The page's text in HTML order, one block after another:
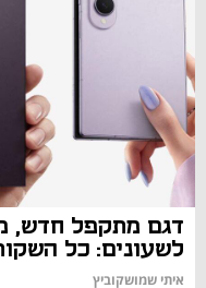
דגם מתקפל חדש,
לשעונים: כל
איתי שמושקוביץ